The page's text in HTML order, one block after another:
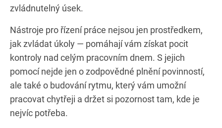
zvládnutelný úsek.
Nástroje pro řízení práce nejsou jen prostředkem,
jak zvládat úkoly — pomáhají vám získat pocit
kontroly nad celým pracovním dnem. S jejich
pomocí nejde jen o zodpovědné plnění povinností,
ale také o budování rytmu, který vám umožní
pracovat chytřeji a držet si pozornost tam, kde je
nejvíc potřeba.